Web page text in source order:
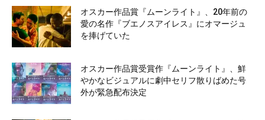
オスカー作品賞『ムーンライト』、20年前の
愛の名作『ブエノスアイレス』にオマージュ
を捧げていた
オスカー作品賞受賞作『ムーンライト』、鮮
やかなビジュアルに劇中セリフ散りばめた号
外が緊急配布決定